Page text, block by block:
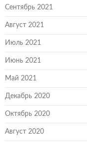
Сентябрь 2021
Август 2021
Июль 2021
Июнь 2021
Май 2021
Декабрь 2020
Октябрь 2020
Август 2020